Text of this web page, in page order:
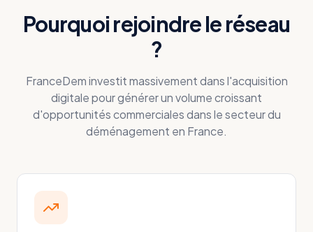
Pourquoi rejoindre le réseau
?
FranceDem investit massivement dans l'acquisition
digitale pour générer un volume croissant
d'opportunités commerciales dans le secteur du
déménagement en France.